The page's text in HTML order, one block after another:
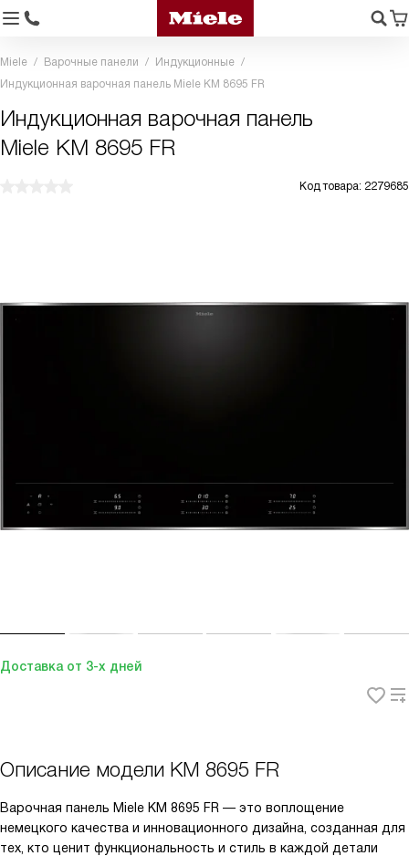
Miele Варочные панели
Индукционные
Индукционная варочная панель Miele KM 8695 FR
Индукционная варочная панель
Miele KM 8695 FR
Код товара: 2279685
Доставка от 3-х дней
Описание модели KM 8695 FR
Варочная панель Miele KM 8695 FR — это воплощение
немецкого качества и инновационного дизайна, созданная для
тех, кто ценит функциональность и стиль в каждой детали